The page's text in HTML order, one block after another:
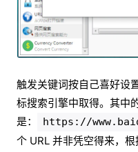
触发关键词按自己喜好设
标搜索引擎中取得。其中
是：
https://
个 URL 并非凭空得来，